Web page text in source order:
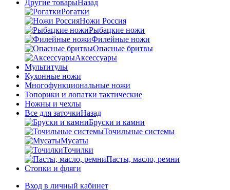
Другие товарыНазад
Рогатки
Ножи Россия
Рыбацкие ножи
Филейные ножи
Опасные бритвы
Аксессуары
Мультитулы
Кухонные ножи
Многофункциональные ножи
Топорики и лопатки тактические
Ножны и чехлы
Все для заточкиНазад
Бруски и камни
Точильные системы
Мусаты
Точилки
Пасты, масло, ремни
Стопки и фляги
Вход в личный кабинет